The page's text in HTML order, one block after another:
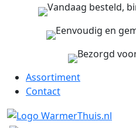
Vandaag besteld,
Eenvoudig en
Bezorgd
Assortiment
Contact